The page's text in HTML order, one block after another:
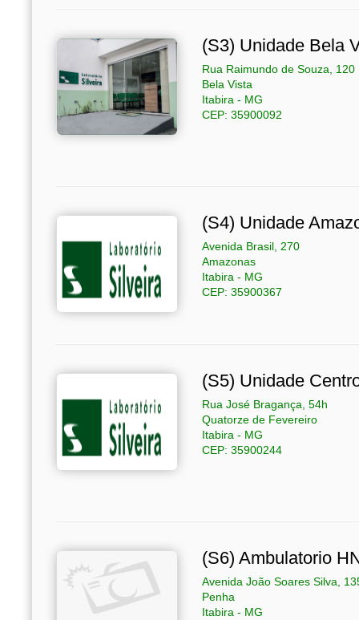
(S3) Unidade Bela
Rua Raimundo de Souza, 120
Bela Vista
Itabira - MG
CEP: 35900092
(S4) Unidade
Avenida Brasil, 270
Amazonas
Itabira - MG
CEP: 35900367
(S5) Unidade
Rua José Bragança, 54h
Quatorze de Fevereiro
Itabira - MG
CEP: 35900244
(S6) Ambulatorio
Avenida João Soares Silva,
Penha
Itabira - MG